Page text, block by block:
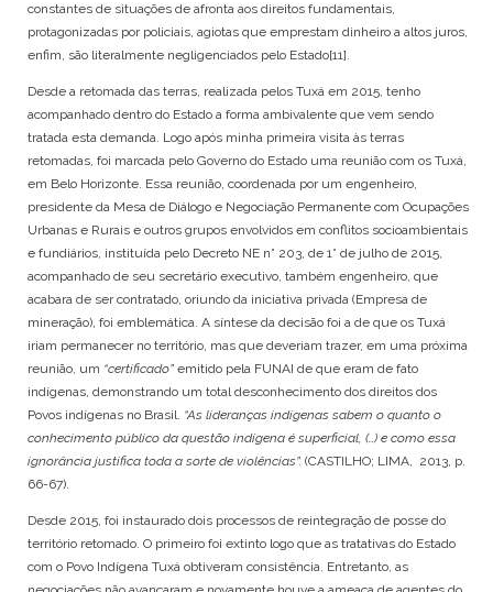
PT EN
constantes de situações de afronta aos direitos fundamentais,
protagonizadas por policiais, agiotas que emprestam dinheiro a altos juros,
enfim, são literalmente negligenciados pelo Estado[11].
Desde a retomada das terras, realizada pelos Tuxá em 2015, tenho
acompanhado dentro do Estado a forma ambivalente que vem sendo
tratada esta demanda. Logo após minha primeira visita às terras
retomadas, foi marcada pelo Governo do Estado uma reunião com os Tuxá,
em Belo Horizonte. Essa reunião, coordenada por um engenheiro,
presidente da Mesa de Diálogo e Negociação Permanente com Ocupações
Urbanas e Rurais e outros grupos envolvidos em conflitos socioambientais
e fundiários, instituída pelo Decreto NE n° 203, de 1° de julho de 2015,
acompanhado de seu secretário executivo, também engenheiro, que
acabara de ser contratado, oriundo da iniciativa privada (Empresa de
mineração), foi emblemática. A síntese da decisão foi a de que os Tuxá
iriam permanecer no território, mas que deveriam trazer, em uma próxima
reunião, um “certificado” emitido pela FUNAI de que eram de fato
indígenas, demonstrando um total desconhecimento dos direitos dos
Povos indígenas no Brasil. “As lideranças indígenas sabem o quanto o
conhecimento público da questão indígena é superficial, (…) e como essa
ignorância justifica toda a sorte de violências”. (CASTILHO; LIMA, 2013, p.
66-67).
Desde 2015, foi instaurado dois processos de reintegração de posse do
território retomado. O primeiro foi extinto logo que as tratativas do Estado
com o Povo Indígena Tuxá obtiveram consistência. Entretanto, as